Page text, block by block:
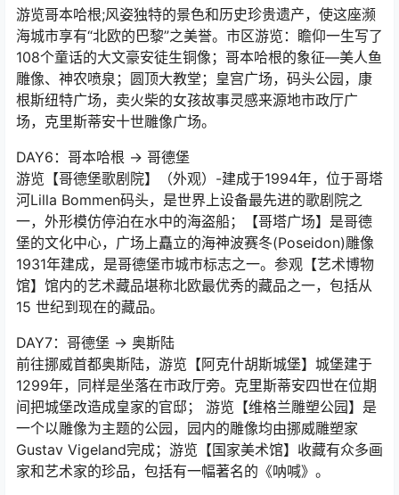
DAY5：科隆 → 哥本哈根
游览哥本哈根;风姿独特的景色和历史珍贵遗产，使这座濒
海城市享有“北欧的巴黎”之美誉。市区游览：瞻仰一生写了
108个童话的大文豪安徒生铜像；哥本哈根的象征—美人鱼
雕像、神农喷泉；圆顶大教堂；皇宫广场，码头公园，康
根斯纽特广场，卖火柴的女孩故事灵感来源地市政厅广
场，克里斯蒂安十世雕像广场。
DAY6：哥本哈根 → 哥德堡
游览【哥德堡歌剧院】（外观）-建成于1994年，位于哥塔
河Lilla Bommen码头，是世界上设备最先进的歌剧院之
一，外形模仿停泊在水中的海盗船；【哥塔广场】是哥德
堡的文化中心，广场上矗立的海神波赛冬(Poseidon)雕像
1931年建成，是哥德堡市城市标志之一。参观【艺术博物
馆】馆内的艺术藏品堪称北欧最优秀的藏品之一，包括从
15 世纪到现在的藏品。
DAY7：哥德堡 → 奥斯陆
前往挪威首都奥斯陆，游览【阿克什胡斯城堡】城堡建于
1299年，同样是坐落在市政厅旁。克里斯蒂安四世在位期
间把城堡改造成皇家的官邸； 游览【维格兰雕塑公园】是
一个以雕像为主题的公园，园内的雕像均由挪威雕塑家
Gustav Vigeland完成；游览【国家美术馆】收藏有众多画
家和艺术家的珍品，包括有一幅著名的《呐喊》。